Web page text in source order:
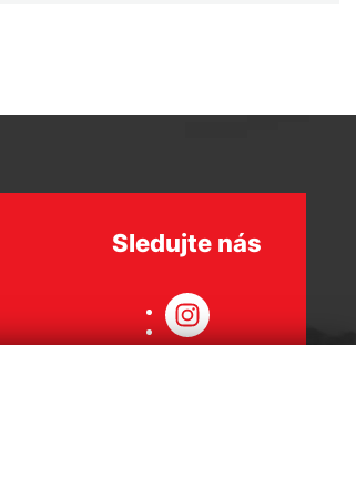
Sledujte nás